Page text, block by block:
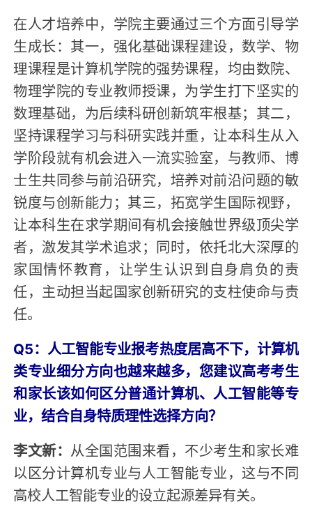
在人才培养中，学院主要通过三个方面引导学
生成长：其一，强化基础课程建设，数学、物
理课程是计算机学院的强势课程，均由数院、
物理学院的专业教师授课，为学生打下坚实的
数理基础，为后续科研创新筑牢根基；其二，
坚持课程学习与科研实践并重，让本科生从入
学阶段就有机会进入一流实验室，与教师、博
士生共同参与前沿研究，培养对前沿问题的敏
锐度与创新能力；其三，拓宽学生国际视野，
让本科生在求学期间有机会接触世界级顶尖学
者，激发其学术追求；同时，依托北大深厚的
家国情怀教育，让学生认识到自身肩负的责
任，主动担当起国家创新研究的支柱使命与责
任。
Q5：人工智能专业报考热度居高不下，计算机
类专业细分方向也越来越多，您建议高考考生
和家长该如何区分普通计算机、人工智能等专
业，结合自身特质理性选择方向？
李文新： 从全国范围来看，不少考生和家长难
以区分计算机专业与人工智能专业，这与不同
高校人工智能专业的设立起源差异有关。